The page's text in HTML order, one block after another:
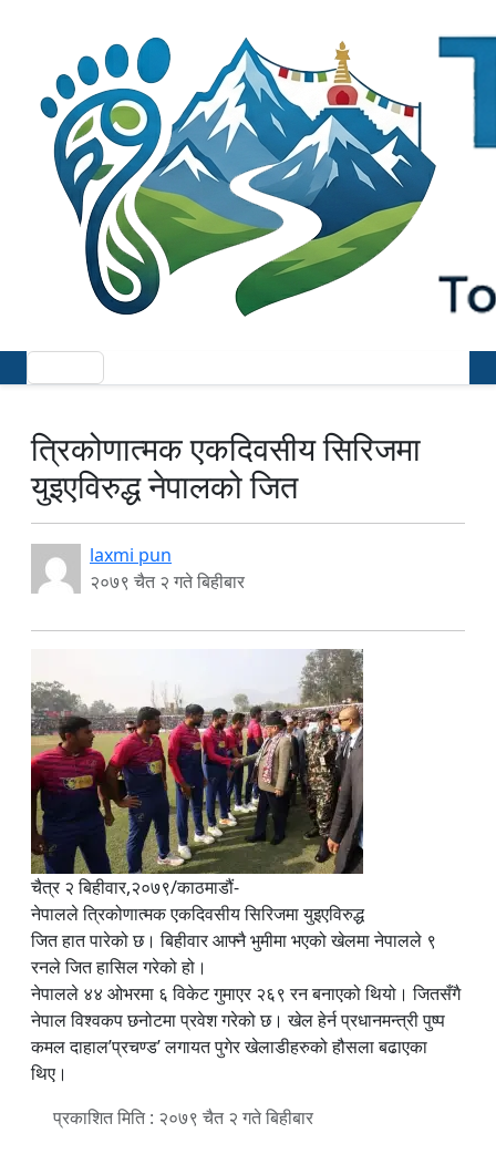
त्रिकोणात्मक एकदिवसीय सिरिजमा
युइएविरुद्ध नेपालको जित
laxmi pun
२०७९ चैत २ गते बिहीबार
चैत्र २ बिहीवार,२०७९/काठमाडौं-
नेपालले त्रिकोणात्मक एकदिवसीय सिरिजमा युइएविरुद्ध
जित हात पारेको छ। बिहीवार आफ्नै भुमीमा भएको खेलमा नेपालले ९
रनले जित हासिल गरेको हो।
नेपालले ४४ ओभरमा ६ विकेट गुमाएर २६९ रन बनाएको थियो। जितसँगै
नेपाल विश्वकप छनोटमा प्रवेश गरेको छ। खेल हेर्न प्रधानमन्त्री पुष्प
कमल दाहाल’प्रचण्ड’ लगायत पुगेर खेलाडीहरुको हौसला बढाएका
थिए।
प्रकाशित मिति : २०७९ चैत २ गते बिहीबार